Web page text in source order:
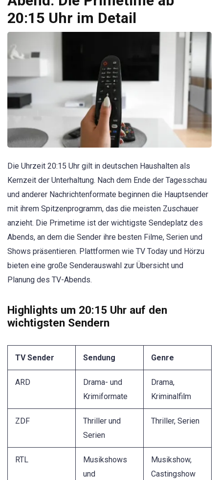
20:15 Uhr im Detail
Die Uhrzeit 20:15 Uhr gilt in deutschen Haushalten als
Kernzeit der Unterhaltung. Nach dem Ende der Tagesschau
und anderer Nachrichtenformate beginnen die Hauptsender
mit ihrem Spitzenprogramm, das die meisten Zuschauer
anzieht. Die Primetime ist der wichtigste Sendeplatz des
Abends, an dem die Sender ihre besten Filme, Serien und
Shows präsentieren. Plattformen wie TV Today und Hörzu
bieten eine große Senderauswahl zur Übersicht und
Planung des TV-Abends.
Highlights um 20:15 Uhr auf den
wichtigsten Sendern
TV Sender Sendung Genre
ARD
Drama- und
Krimiformate
Drama,
Kriminalfilm
ZDF
Thriller und
Serien
Thriller, Serien
RTL
Musikshows
und
Musikshow,
Castingshow